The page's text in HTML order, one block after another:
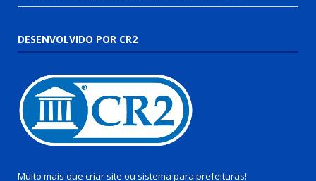
DESENVOLVIDO POR CR2
Muito mais que criar site ou sistema para prefeituras!